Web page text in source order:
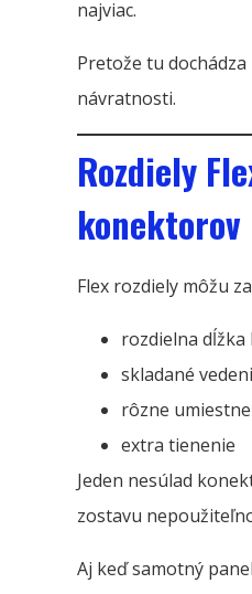
najviac.
Pretože tu
návratnosti.
Rozdiely
konektorov
Flex rozdiely môžu
rozdielna
skladané
rôzne
extra tienenie
Jeden nesúlad
zostavu
Aj keď samotný